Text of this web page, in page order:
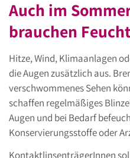
Auch im
brauchen
Hitze, Wind, Klimaanlagen
die Augen zusätzlich aus.
verschwommenes Sehen
schaffen regelmäßiges
Augen und bei Bedarf
Konservierungsstoffe oder
KontaktlinsenträgerInnen